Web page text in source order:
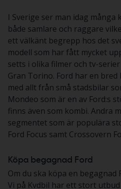
I Sverige ser man idag många
både samlare och raggare
ett välkänt begrepp hos det
modell som har fått mycket
setts i olika filmer och tv-
Gran Torino. Ford har en
med allt från små stadsbilar
Mondeo som är en av Ford:s
finns även som kombi. Andra
segmentet som är populära
Ford Focus samt Crossovern
Köpa begagnad Ford
Om du ska köpa en
Vi på Kvdbil har ett stort